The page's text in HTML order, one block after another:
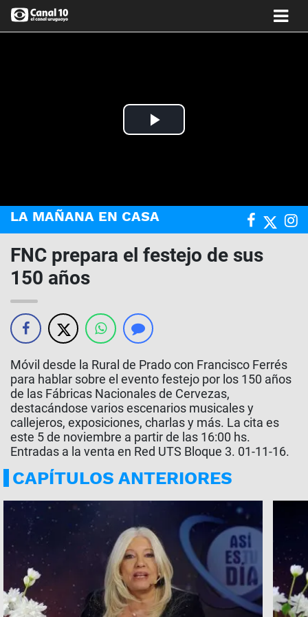
Play
LA MAÑANA EN CASA
FNC prepara el festejo de sus
150 años
Móvil desde la Rural de Prado con Francisco Ferrés
para hablar sobre el evento festejo por los 150 años
de las Fábricas Nacionales de Cervezas,
destacándose varios escenarios musicales y
callejeros, exposiciones, charlas y más. La cita es
este 5 de noviembre a partir de las 16:00 hs.
Entradas a la venta en Red UTS Bloque 3. 01-11-16.
CAPÍTULOS ANTERIORES